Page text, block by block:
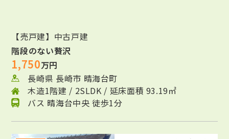
【売戸建】中古戸建
階段のない贅沢
1,750万円
長崎県 長崎市 晴海台町
木造1階建 / 2SLDK / 延床面積 93.19㎡
バス 晴海台中央 徒歩1分